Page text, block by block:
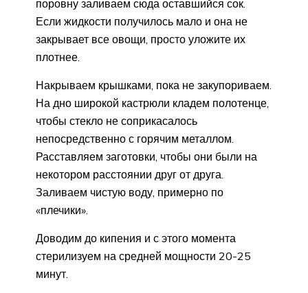
поровну заливаем сюда оставшийся сок.
Если жидкости получилось мало и она не
закрывает все овощи, просто уложите их
плотнее.
Накрываем крышками, пока не закупориваем.
На дно широкой кастрюли кладем полотенце,
чтобы стекло не соприкасалось
непосредственно с горячим металлом.
Расставляем заготовки, чтобы они были на
некотором расстоянии друг от друга.
Заливаем чистую воду, примерно по
«плечики».
Доводим до кипения и с этого момента
стерилизуем на средней мощности 20-25
минут.